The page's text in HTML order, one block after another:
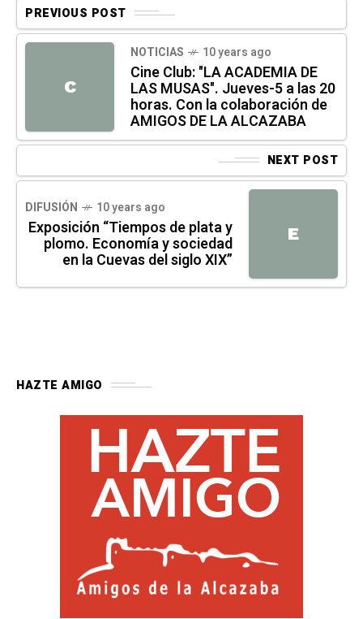
PREVIOUS POST
C
NOTICIAS 10 years ago
Cine Club: "LA ACADEMIA DE
LAS MUSAS". Jueves-5 a las 20
horas. Con la colaboración de
AMIGOS DE LA ALCAZABA
NEXT POST
E
DIFUSIÓN 10 years ago
Exposición “Tiempos de plata y
plomo. Economía y sociedad
en la Cuevas del siglo XIX”
HAZTE AMIGO